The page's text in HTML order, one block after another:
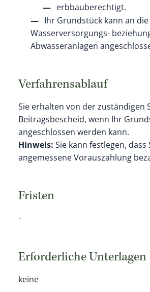
erbbauberechtigt.
Ihr Grundstück kann an
Wasserversorgungs-
Abwasseranlagen
Verfahrensablauf
Sie erhalten von der zuständigen
Beitragsbescheid, wenn Ihr
angeschlossen werden kann.
Hinweis: Sie kann festlegen, dass
angemessene Vorauszahlung
Fristen
-
Erforderliche Unterlagen
keine